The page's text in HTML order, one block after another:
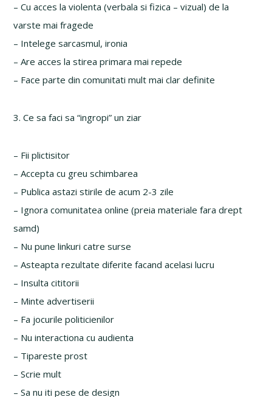
– Cu acces la violenta (verbala si fizica – vizual) de la
varste mai fragede
– Intelege sarcasmul, ironia
– Are acces la stirea primara mai repede
– Face parte din comunitati mult mai clar definite
3. Ce sa faci sa “ingropi” un ziar
– Fii plictisitor
– Accepta cu greu schimbarea
– Publica astazi stirile de acum 2-3 zile
– Ignora comunitatea online (preia materiale fara drept
samd)
– Nu pune linkuri catre surse
– Asteapta rezultate diferite facand acelasi lucru
– Insulta cititorii
– Minte advertiserii
– Fa jocurile politicienilor
– Nu interactiona cu audienta
– Tipareste prost
– Scrie mult
– Sa nu iti pese de design